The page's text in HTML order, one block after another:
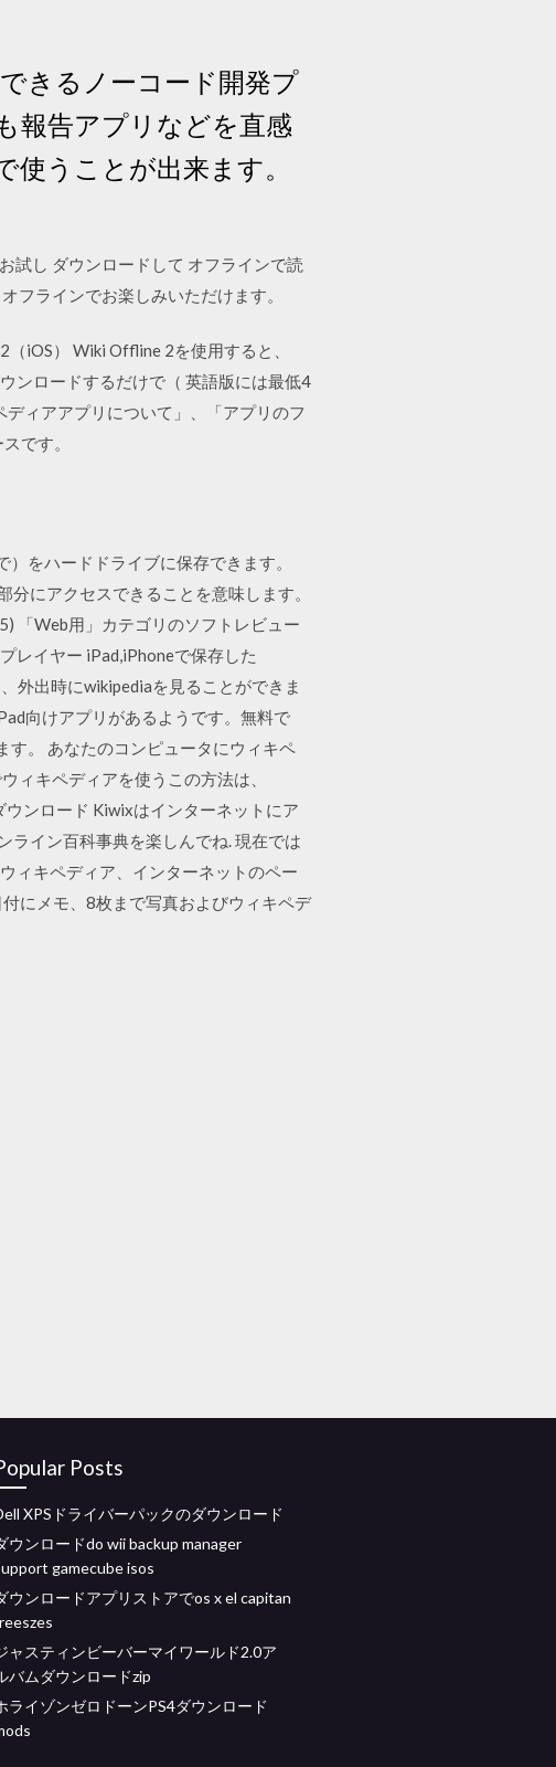
きるノーコード開発プ
報告アプリなどを直感
うことが出来ます。
試し ダウンロードして オフラインで読
フラインでお楽しみいただけます。
iOS） Wiki Offline 2を使用すると、
ンロードするだけで（ 英語版には最低4
ィアアプリについて」、「アプリのフ
です。
をハードドライブに保存できます。
にアクセスできることを意味します。
「Web用」カテゴリのソフトレビュー
レイヤー iPad,iPhoneで保存した
外出時にwikipediaを見ることができま
向けアプリがあるようです。無料で
す。 あなたのコンピュータにウィキペ
ィキペディアを使うこの方法は、
ンロード Kiwixはインターネットにア
ライン百科事典を楽しんでね. 現在では
ィキペディア、インターネットのペー
にメモ、8枚まで写真およびウィキペデ
Posts
XPSドライバーパックのダウンロード
ウンロードdo wii backup manager
gamecube isos
ウンロードアプリストアでos x el capitan
ャスティンビーバーマイワールド2.0ア
バムダウンロードzip
ライゾンゼロドーンPS4ダウンロード